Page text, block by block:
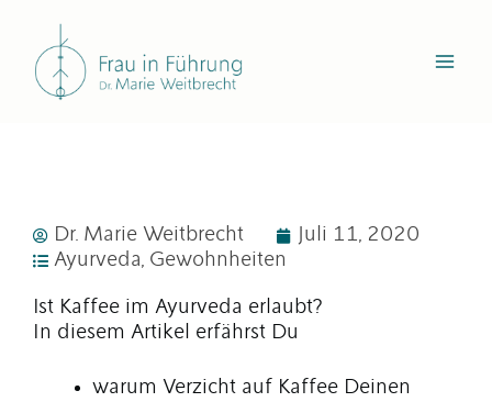
springen
Dr. Marie Weitbrecht
Juli 11, 2020
Ayurveda, Gewohnheiten
Ist Kaffee im Ayurveda erlaubt?
In diesem Artikel erfährst Du
warum Verzicht auf Kaffee Deinen